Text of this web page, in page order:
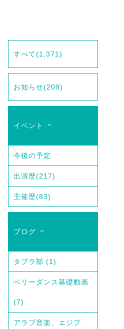
すべて(1,371)
お知らせ(209)
イベント
今後の予定
出演歴(217)
主催歴(83)
ブログ
タブラ部 (1)
ベリーダンス基礎動画
(7)
アラブ音楽、エジプ